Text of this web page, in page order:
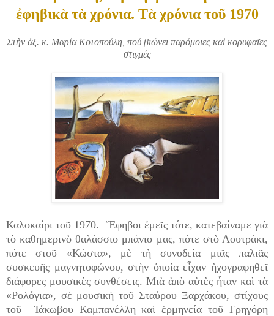
ἐφηβικὰ τὰ χρόνια. Τὰ χρόνια τοῦ 1970
Στὴν ἀξ. κ. Μαρία Κοτοπούλη, πού βιώνει παρόμοιες καὶ κορυφαῖες
στιγμές
Καλοκαίρι τοῦ 1970. Ἔφηβοι ἐμεῖς τότε, κατεβαίναμε γιὰ
τὸ καθημερινὸ θαλάσσιο μπάνιο μας, πότε στὸ Λουτράκι,
πότε στοῦ «Κώστα», μὲ τὴ συνοδεία μιᾶς παλιᾶς
συσκευῆς μαγνητοφώνου, στὴν ὁποία εἶχαν ἠχογραφηθεῖ
διάφορες μουσικὲς συνθέσεις. Μιὰ ἀπὸ αὐτὲς ἦταν καὶ τὰ
«Ρολόγια», σὲ μουσικὴ τοῦ Σταύρου Ξαρχάκου, στίχους
τοῦ Ἰάκωβου Καμπανέλλη καὶ ἑρμηνεία τοῦ Γρηγόρη